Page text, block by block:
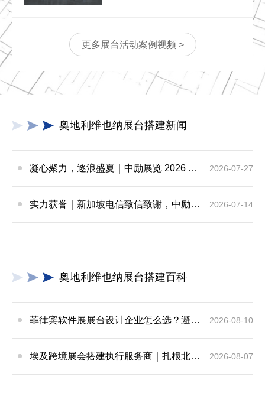
更多展台活动案例视频 >
奥地利维也纳展台搭建新闻
凝心聚力，逐浪盛夏｜中励展览 2026 年 7 月莫干山三日团建之旅圆满收官 2026-07-27
实力获誉｜新加坡电信致信致谢，中励展览圆满交付2026 MWC项目 2026-07-14
奥地利维也纳展台搭建百科
菲律宾软件展展台设计企业怎么选？避开搭建行业乱象，科技企业出海参展少走百万弯路 2026-08-10
埃及跨境展会搭建执行服务商｜扎根北非会展实地落地，拆解行业乱象，帮国内企业参展少踩 90% 的坑 2026-08-07